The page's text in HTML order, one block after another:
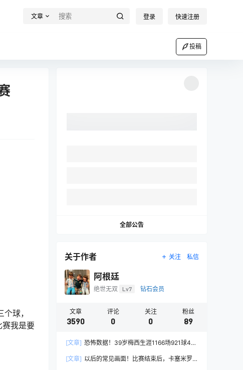
文章 登录 快速注册
投稿
球，
赛我是要
全部公告
关于作者 关注 私信
阿根廷
绝世无双 Lv7 钻石会员
文章
3590
评论
0
关注
0
粉丝
89
[文章] 恐怖数据！39岁梅西生涯1166场921球419
[文章] 以后的常见画面！比赛结束后，卡塞米罗